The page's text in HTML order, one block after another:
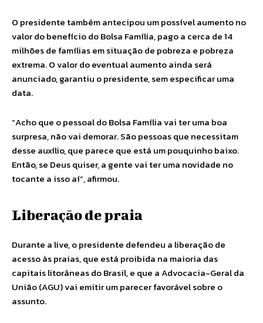
O presidente também antecipou um possível aumento no
valor do benefício do Bolsa Família, pago a cerca de 14
milhões de famílias em situação de pobreza e pobreza
extrema. O valor do eventual aumento ainda será
anunciado, garantiu o presidente, sem especificar uma
data.
“Acho que o pessoal do Bolsa Família vai ter uma boa
surpresa, não vai demorar. São pessoas que necessitam
desse auxílio, que parece que está um pouquinho baixo.
Então, se Deus quiser, a gente vai ter uma novidade no
tocante a isso aí”, afirmou.
Liberação de praia
Durante a live, o presidente defendeu a liberação de
acesso às praias, que está proibida na maioria das
capitais litorâneas do Brasil, e que a Advocacia-Geral da
União (AGU) vai emitir um parecer favorável sobre o
assunto.